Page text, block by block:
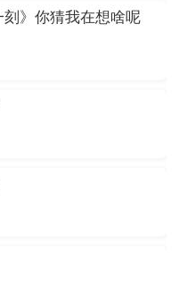
刻》你猜我在想啥呢